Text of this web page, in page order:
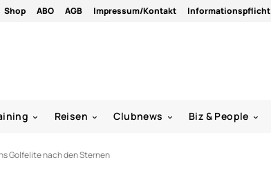
Shop ABO AGB Impressum/Kontakt Informationspflicht
Reisen Clubnews Biz & People
Golfelite nach den Sternen